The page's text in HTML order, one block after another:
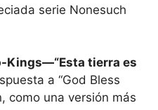
serie Nonesuch
Kings—“Esta tierra es
a “God Bless
como una versión más